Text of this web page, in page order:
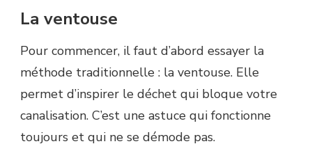
La ventouse
Pour commencer, il faut d’abord essayer la
méthode traditionnelle : la ventouse. Elle
permet d’inspirer le déchet qui bloque votre
canalisation. C’est une astuce qui fonctionne
toujours et qui ne se démode pas.